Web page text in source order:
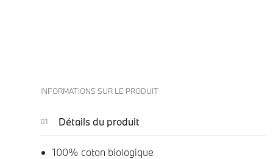
INFORMATIONS SUR LE PRODUIT
Détails du produit
100% coton biologique